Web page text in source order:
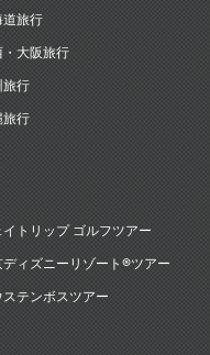
道旅行
・大阪旅行
旅行
旅行
イトリップ ゴルフツアー
ディズニーリゾート®ツアー
ステンボスツアー